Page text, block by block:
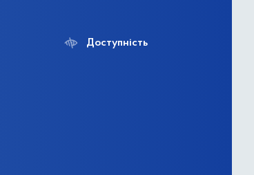
Доступність